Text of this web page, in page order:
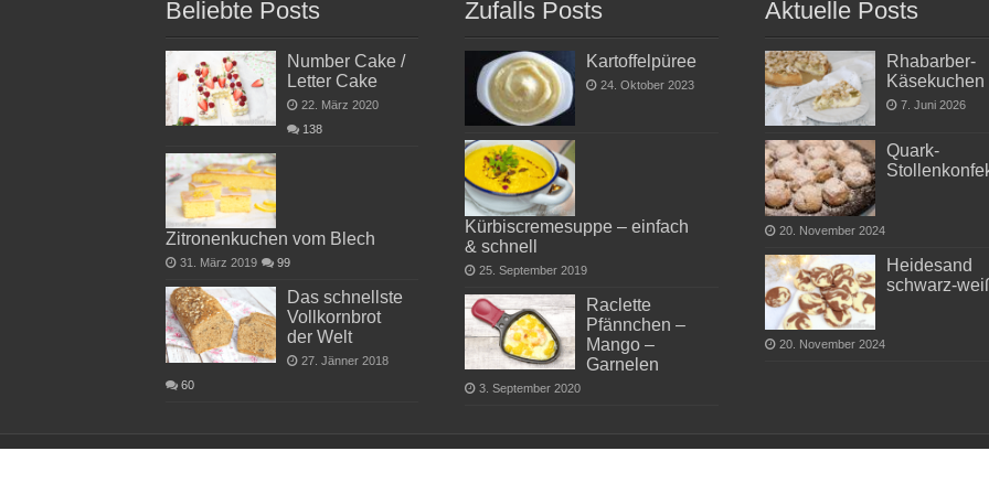
Beliebte Posts
Number Cake /
Letter Cake
22. März 2020
138
Zitronenkuchen vom Blech
31. März 2019 99
Das schnellste
Vollkornbrot
der Welt
27. Jänner 2018
60
Zufalls Posts
Kartoffelpüree
24. Oktober 2023
Kürbiscremesuppe – einfach
& schnell
25. September 2019
Raclette
Pfännchen –
Mango –
Garnelen
3. September 2020
Aktuelle Posts
Rhabarber-
Käsekuchen
7. Juni 2026
Quark-
20. November 2024
Heidesand
schwarz-
20. November 2024